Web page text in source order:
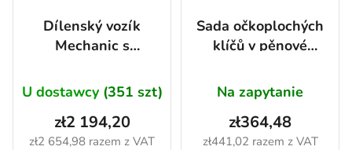
Dílenský vozík
Mechanic s
271 dílů - AH3106
U dostawcy (351 szt)
zł2 654,98 razem z VAT
zł2 194,20
Sada očkoplochých
klíčů v pěnové
momentový klíč
1/2", 44 ks
Na zapytanie
zł441,02 razem z VAT
zł364,48